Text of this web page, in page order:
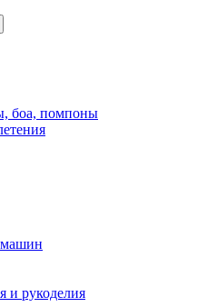
боа, помпоны
машин
и рукоделия